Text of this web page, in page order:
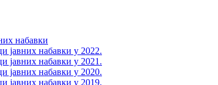
набавки
јавних набавки у 2022.
јавних набавки у 2021.
јавних набавки у 2020.
јавних набавки у 2019.